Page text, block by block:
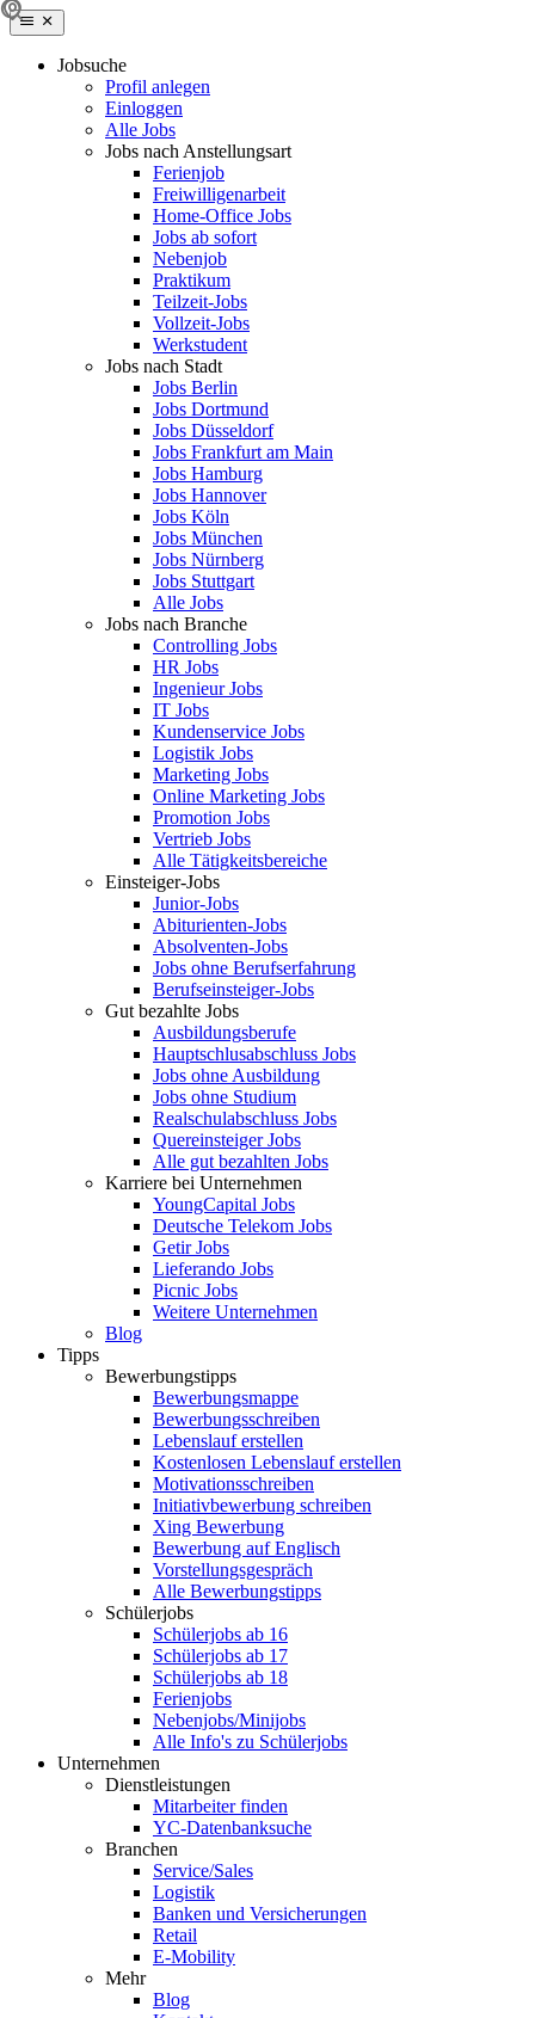
Jobsuche
Profil anlegen
Einloggen
Alle Jobs
Jobs nach Anstellungsart
Ferienjob
Freiwilligenarbeit
Home-Office Jobs
Jobs ab sofort
Nebenjob
Praktikum
Teilzeit-Jobs
Vollzeit-Jobs
Werkstudent
Jobs nach Stadt
Jobs Berlin
Jobs Dortmund
Jobs Düsseldorf
Jobs Frankfurt am Main
Jobs Hamburg
Jobs Hannover
Jobs Köln
Jobs München
Jobs Nürnberg
Jobs Stuttgart
Alle Jobs
Jobs nach Branche
Controlling Jobs
HR Jobs
Ingenieur Jobs
IT Jobs
Kundenservice Jobs
Logistik Jobs
Marketing Jobs
Online Marketing Jobs
Promotion Jobs
Vertrieb Jobs
Alle Tätigkeitsbereiche
Einsteiger-Jobs
Junior-Jobs
Abiturienten-Jobs
Absolventen-Jobs
Jobs ohne Berufserfahrung
Berufseinsteiger-Jobs
Gut bezahlte Jobs
Ausbildungsberufe
Hauptschlusabschluss Jobs
Jobs ohne Ausbildung
Jobs ohne Studium
Realschulabschluss Jobs
Quereinsteiger Jobs
Alle gut bezahlten Jobs
Karriere bei Unternehmen
YoungCapital Jobs
Deutsche Telekom Jobs
Getir Jobs
Lieferando Jobs
Picnic Jobs
Weitere Unternehmen
Blog
Tipps
Bewerbungstipps
Bewerbungsmappe
Bewerbungsschreiben
Lebenslauf erstellen
Kostenlosen Lebenslauf erstellen
Motivationsschreiben
Initiativbewerbung schreiben
Xing Bewerbung
Bewerbung auf Englisch
Vorstellungsgespräch
Alle Bewerbungstipps
Schülerjobs
Schülerjobs ab 16
Schülerjobs ab 17
Schülerjobs ab 18
Ferienjobs
Nebenjobs/Minijobs
Alle Info's zu Schülerjobs
Unternehmen
Dienstleistungen
Mitarbeiter finden
YC-Datenbanksuche
Branchen
Service/Sales
Logistik
Banken und Versicherungen
Retail
E-Mobility
Mehr
Blog